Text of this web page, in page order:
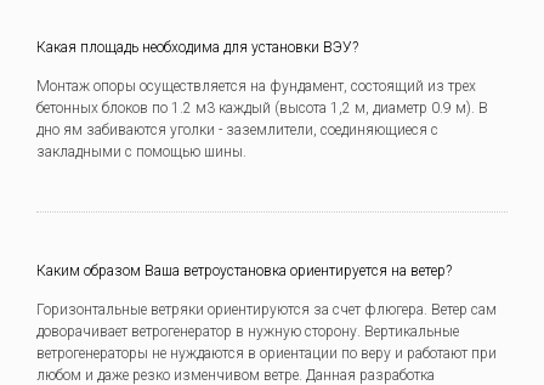
Какая площадь необходима для установки ВЭУ?
Монтаж опоры осуществляется на фундамент, состоящий из трех
бетонных блоков по 1.2 м3 каждый (высота 1,2 м, диаметр 0.9 м). В
дно ям забиваются уголки - заземлители, соединяющиеся с
закладными с помощью шины.
Каким образом Ваша ветроустановка ориентируется на ветер?
Горизонтальные ветряки ориентируются за счет флюгера. Ветер сам
доворачивает ветрогенератор в нужную сторону. Вертикальные
ветрогенераторы не нуждаются в ориентации по веру и работают при
любом и даже резко изменчивом ветре. Данная разработка